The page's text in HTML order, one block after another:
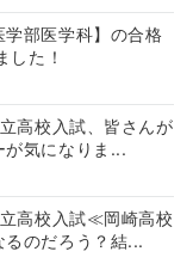
部医学科】の合格
した！
高校入試、皆さんが
が気になりま...
高校入試≪岡崎高校
のだろう？結...